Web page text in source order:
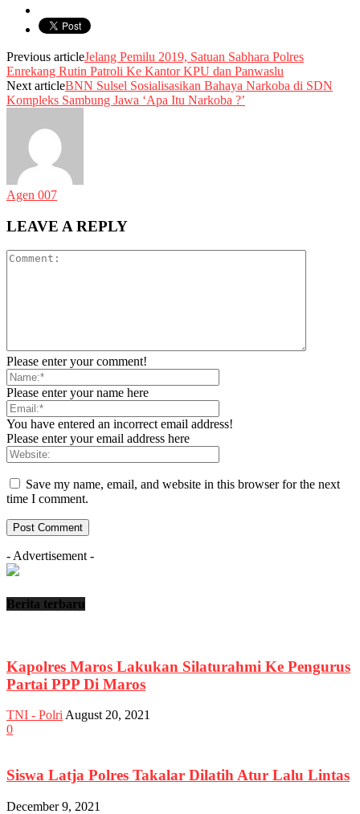
Previous articleJelang Pemilu 2019, Satuan Sabhara Polres
Enrekang Rutin Patroli Ke Kantor KPU dan Panwaslu
Next articleBNN Sulsel Sosialisasikan Bahaya Narkoba di SDN
Kompleks Sambung Jawa ‘Apa Itu Narkoba ?’
Agen 007
LEAVE A REPLY
Please enter your comment!
Please enter your name here
You have entered an incorrect email address!
Please enter your email address here
Save my name, email, and website in this browser for the next
time I comment.
- Advertisement -
Berita terbaru
Kapolres Maros Lakukan Silaturahmi Ke Pengurus
Partai PPP Di Maros
TNI - Polri August 20, 2021
0
Siswa Latja Polres Takalar Dilatih Atur Lalu Lintas
December 9, 2021